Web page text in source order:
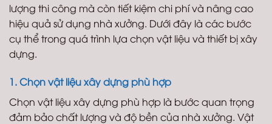
lượng thi công mà còn tiết kiệm chi phí và nâng cao
hiệu quả sử dụng nhà xưởng. Dưới đây là các bước
cụ thể trong quá trình lựa chọn vật liệu và thiết bị xây
dựng.
1. Chọn vật liệu xây dựng phù hợp
Chọn vật liệu xây dựng phù hợp là bước quan trọng
đảm bảo chất lượng và độ bền của nhà xưởng. Vật